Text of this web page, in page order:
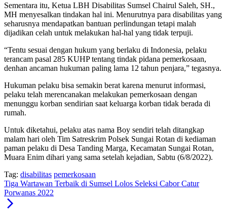
Sementara itu, Ketua LBH Disabilitas Sumsel Chairul Saleh, SH.,
MH menyesalkan tindakan hal ini. Menurutnya para disabilitas yang
seharusnya mendapatkan bantuan perlindungan tetapi malah
dijadikan celah untuk melakukan hal-hal yang tidak terpuji.
“Tentu sesuai dengan hukum yang berlaku di Indonesia, pelaku
terancam pasal 285 KUHP tentang tindak pidana pemerkosaan,
denhan ancaman hukuman paling lama 12 tahun penjara,” tegasnya.
Hukuman pelaku bisa semakin berat karena menurut informasi,
pelaku telah merencanakan melakukan pemerkosaan dengan
menunggu korban sendirian saat keluarga korban tidak berada di
rumah.
Untuk diketahui, pelaku atas nama Boy sendiri telah ditangkap
malam hari oleh Tim Satreskrim Polsek Sungai Rotan di kediaman
paman pelaku di Desa Tanding Marga, Kecamatan Sungai Rotan,
Muara Enim dihari yang sama setelah kejadian, Sabtu (6/8/2022).
Tag: disabilitas pemerkosaan
Tiga Wartawan Terbaik di Sumsel Lolos Seleksi Cabor Catur
Porwanas 2022